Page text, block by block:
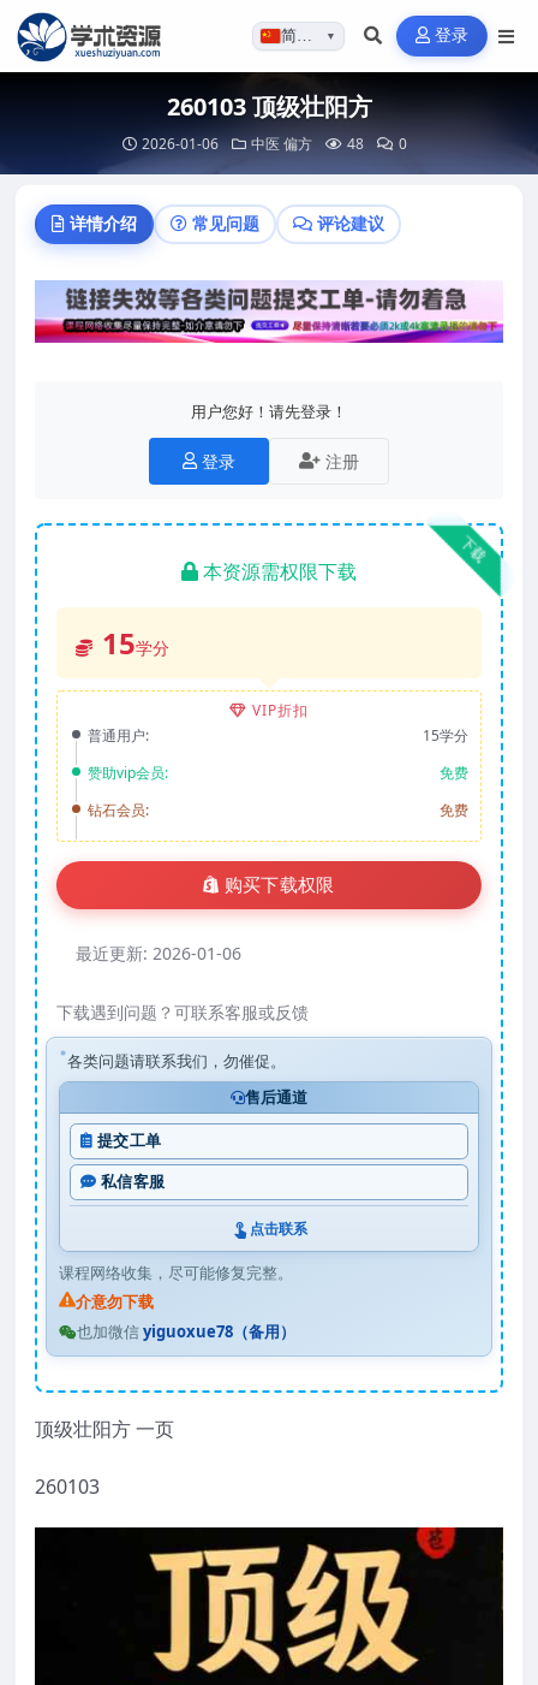
简体…▼ 登录
260103 顶级壮阳方
2026-01-06 中医 偏方 48 0
详情介绍 常见问题 评论建议
用户您好！请先登录！
登录 注册
下载
本资源需权限下载
15学分
VIP折扣
普通用户:
15学分
赞助vip会员:
免费
钻石会员:
免费
购买下载权限
最近更新: 2026-01-06
下载遇到问题？可联系客服或反馈
各类问题请联系我们，勿催促。
售后通道
提交工单
私信客服
点击联系
课程网络收集，尽可能修复完整。
介意勿下载
也加微信yiguoxue78（备用）
顶级壮阳方 一页
260103